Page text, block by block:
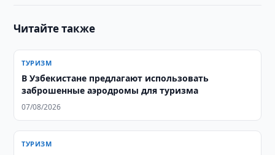
Читайте также
ТУРИЗМ
В Узбекистане предлагают использовать
заброшенные аэродромы для туризма
07/08/2026
ТУРИЗМ